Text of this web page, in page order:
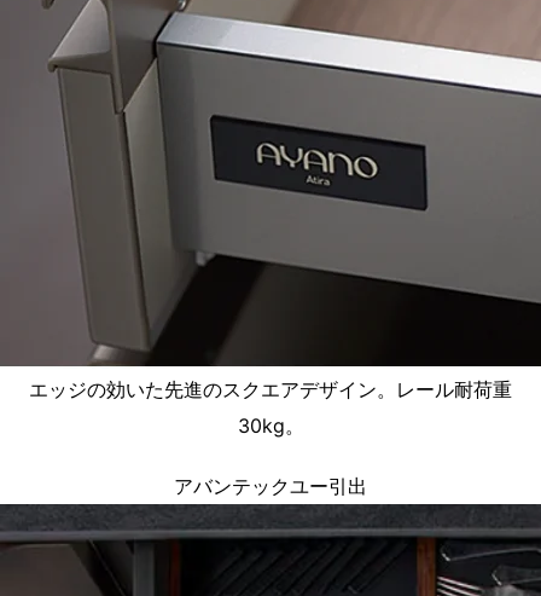
エッジの効いた先進のスクエアデザイン。レール耐荷重
30kg。
アバンテックユー引出